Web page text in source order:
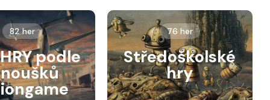
82 her
podle
76 her
Středoškolské
hry